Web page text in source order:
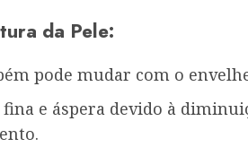
da Pele:
pode mudar com o
e áspera devido à